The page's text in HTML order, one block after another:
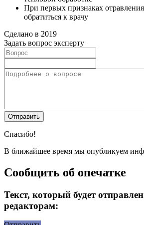
При первых признаках
обратиться к врачу
Сделано в 2019
Задать вопрос эксперту
Спасибо!
В ближайшее время мы опубликуем
Сообщить об опечатке
Текст, который будет
редакторам: